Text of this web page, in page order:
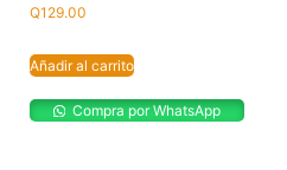
Q129.00
Añadir al carrito
Compra por WhatsApp